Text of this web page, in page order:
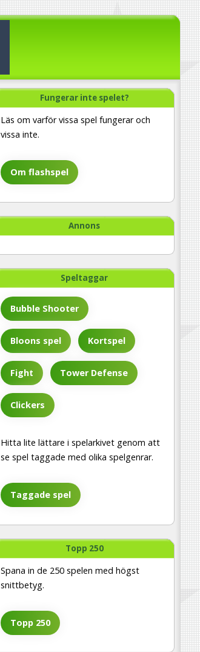
Fungerar inte spelet?
Läs om varför vissa spel fungerar och
vissa inte.
Om flashspel
Annons
Speltaggar
Bubble Shooter
Bloons spel Kortspel
Fight Tower Defense
Clickers
Hitta lite lättare i spelarkivet genom att
se spel taggade med olika spelgenrar.
Taggade spel
Topp 250
Spana in de 250 spelen med högst
snittbetyg.
Topp 250